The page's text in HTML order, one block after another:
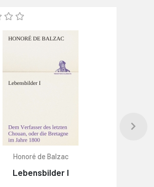
Honoré de Balzac
Lebensbilder I